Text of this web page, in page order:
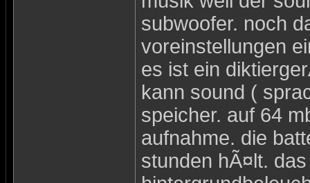
subwoofer. noch
voreinstellungen
es ist ein
kann sound (
speicher. auf 64
aufnahme. die
stunden hÃ¤lt.